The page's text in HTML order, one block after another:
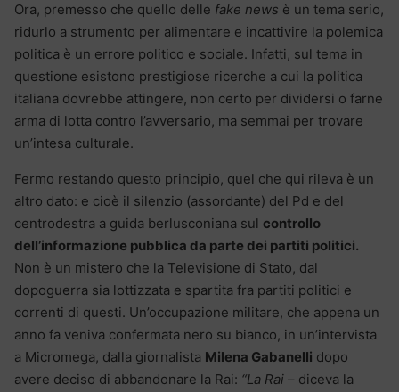
Ora, premesso che quello delle fake news è un tema serio,
ridurlo a strumento per alimentare e incattivire la polemica
politica è un errore politico e sociale. Infatti, sul tema in
questione esistono prestigiose ricerche a cui la politica
italiana dovrebbe attingere, non certo per dividersi o farne
arma di lotta contro l’avversario, ma semmai per trovare
un’intesa culturale.
Fermo restando questo principio, quel che qui rileva è un
altro dato: e cioè il silenzio (assordante) del Pd e del
centrodestra a guida berlusconiana sul controllo
dell’informazione pubblica da parte dei partiti politici.
Non è un mistero che la Televisione di Stato, dal
dopoguerra sia lottizzata e spartita fra partiti politici e
correnti di questi. Un’occupazione militare, che appena un
anno fa veniva confermata nero su bianco, in un’intervista
a Micromega, dalla giornalista Milena Gabanelli dopo
avere deciso di abbandonare la Rai: “La Rai – diceva la